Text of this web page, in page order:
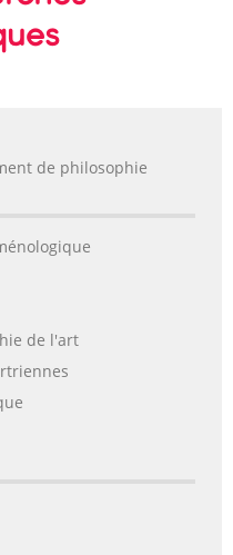
de philosophie
de l'art